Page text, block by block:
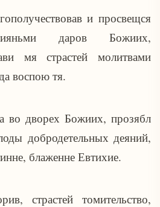
и просвещся
даров Божиих,
мя страстей молитвами
воспою тя.
во дворех Божиих, прозябл
добродетельных деяний,
блаженне Евтихие.
страстей томительство,